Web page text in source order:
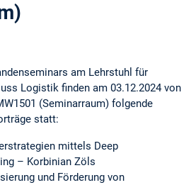
am Lehrstuhl für
Logistik finden am 03.12.2024 von
(Seminarraum) folgende
statt:
mittels Deep
– Korbinian Zöls
und Förderung von